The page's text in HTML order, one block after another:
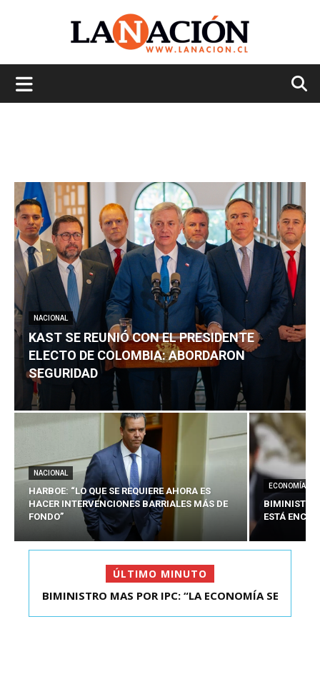
NACIONAL
KAST SE REUNIÓ CON EL PRESIDENTE
ELECTO DE COLOMBIA: ABORDARON
SEGURIDAD
NACIONAL
HARBOE: “LO QUE SE REQUIERE AHORA ES
HACER INTERVENCIONES BARRIALES MÁS DE
FONDO”
ECONOMÍA
BIMINISTRO
ESTÁ
ÚLTIMO MINUTO
KAST SE REUNIÓ CON EL PRESIDENTE ELECTO DE